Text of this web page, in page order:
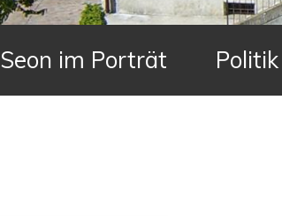
Seon im Porträt Politik